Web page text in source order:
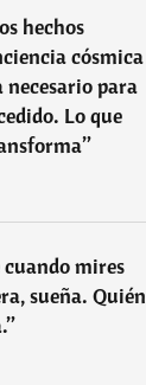
hechos
cósmica
necesario para
Lo que
”
mires
sueña. Quién
”